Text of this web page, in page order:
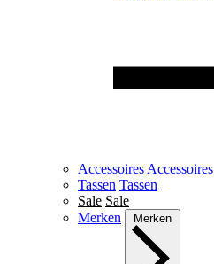
Accessoires Accessoires
Tassen Tassen
Sale Sale
Merken
Merken